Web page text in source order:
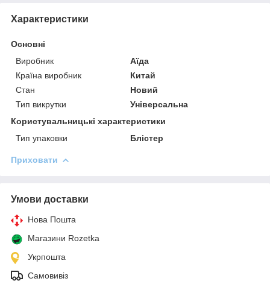
Характеристики
Основні
Виробник
Аїда
Країна виробник
Китай
Стан
Новий
Тип викрутки
Універсальна
Користувальницькі характеристики
Тип упаковки
Блістер
Приховати
Умови доставки
Нова Пошта
Магазини Rozetka
Укрпошта
Самовивіз